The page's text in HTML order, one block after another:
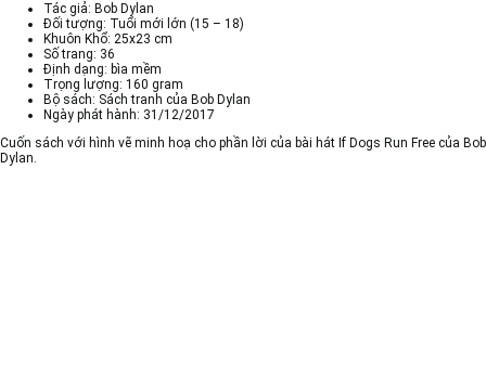
Tác giả: Bob Dylan
Đối tượng: Tuổi mới lớn (15 – 18)
Khuôn Khổ: 25x23 cm
Số trang: 36
Định dạng: bìa mềm
Trọng lượng: 160 gram
Bộ sách: Sách tranh của Bob Dylan
Ngày phát hành: 31/12/2017
Cuốn sách với hình vẽ minh hoạ cho phần lời của bài hát If Dogs Run Free của Bob
Dylan.